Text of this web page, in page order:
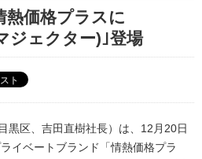
熱価格プラスに
ジェクター)｣登場
黒区、吉田直樹社長）は、12月20日
イベートブランド「情熱価格プラ